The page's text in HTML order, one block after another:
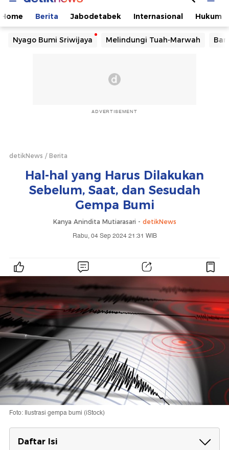
Home Berita Jabodetabek Internasional Hukum
Nyago Bumi Sriwijaya Melindungi Tuah-Marwah
ADVERTISEMENT
detikNews Berita
Hal-hal yang Harus Dilakukan
Sebelum, Saat, dan Sesudah
Gempa Bumi
Kanya Anindita Mutiarasari - detikNews
Rabu, 04 Sep 2024 21:31 WIB
Foto: Ilustrasi gempa bumi (iStock)
Daftar Isi